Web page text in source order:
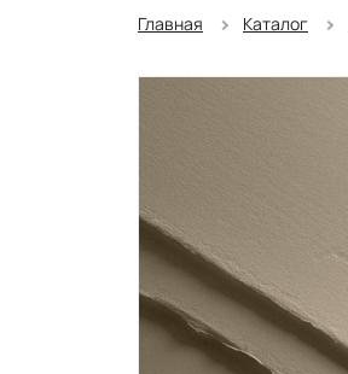
Главная Каталог